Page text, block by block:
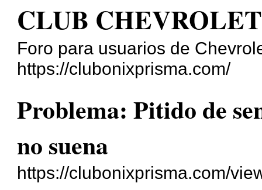
CLUB
Foro para usuarios de
https://clubonixprisma.com/
Problema: Pitido de
no suena
https://clubonixprisma.com/